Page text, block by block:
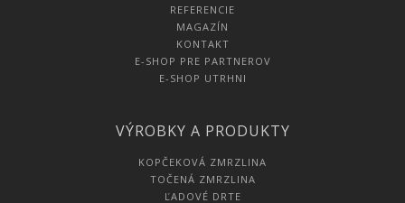
REFERENCIE
MAGAZÍN
KONTAKT
E-SHOP PRE PARTNEROV
E-SHOP UTRHNI
VÝROBKY A PRODUKTY
KOPČEKOVÁ ZMRZLINA
TOČENÁ ZMRZLINA
ĽADOVÉ DRTE